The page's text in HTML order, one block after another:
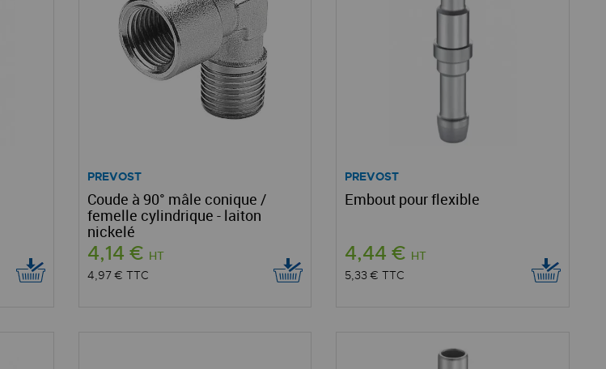
PREVOST
Coude à 90° mâle conique /
femelle cylindrique - laiton
nickelé
4,14 € HT
4,97 € TTC
PREVOST
Embout pour flexible
4,44 € HT
5,33 €TTC